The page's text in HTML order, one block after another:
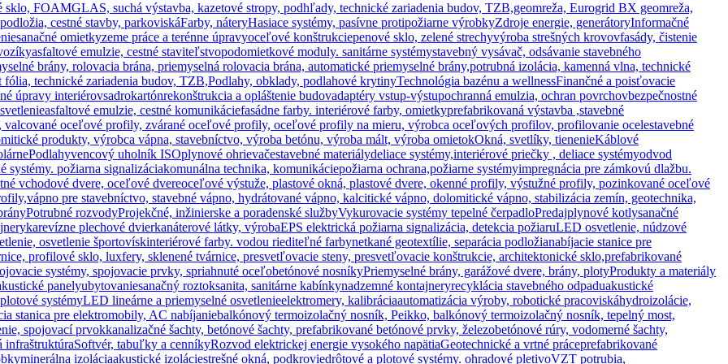
FOAMGLAS, suchá výstavba, kazetové stropy, podhľady, technické zariadenia budov, TZB,geomreža, Eurogrid BX geomreža,
cestné stavby, parkoviskáFarby, náteryHasiace systémy, pasívne protipožiarne výrobkyZdroje energie, generátoryInformačné
sanačné omietkyzeme práce a terénne úpravyoceľové konštrukciepenové sklo, zelené strechyvýroba strešných krovovfasády, čistenie
asfaltové emulzie, cestné staviteľstvopodomietkové moduly. sanitárne systémystavebný vysávač, odsávanie stavebného
brány, rolovacia brána, priemyselná rolovacia brána, automatické priemyselné brány,potrubná izolácia, kamenná vlna, technické
technické zariadenia budov, TZB,Podlahy, obklady, podlahové krytinyTechnológia bazénu a wellnessFinančné a poisťovacie
úpravy interiérovsadrokartónrekonštrukcia a opláštenie budovadaptéry vstup-výstupochranná emulzia, ochran povrchovbezpečnostné
asfaltové emulzie, cestné komunikáciefasádne farby. interiérové farby, omietkyprefabrikovaná výstavba ,stavebné
oceľové profily, zvárané oceľové profily, oceľové profily na mieru, výrobca oceľových profilov, profilovanie ocelestavebné
produkty, výrobca vápna, stavebníctvo, výroba betónu, výroba mált, výroba omietokOkná, svetlíky, tienenieKáblové
Podlahyvencový uholník ISOplynové ohrievačestavebné materiálydeliace systémy,interiérové priečky , deliace systémyodvod
systémy. požiarna signalizáciakomunálna technika, komunikáciepožiarna ochrana,požiarne systémyimpregnácia pre zámkovú dlažbu.
vchodové dvere, oceľové dvereoceľové výstuže, plastové okná, plastové dvere, okenné profily, výstužné profily, pozinkované oceľové
vápno pre stavebníctvo, stavebné vápno, hydrátované vápno, kalcitické vápno, dolomitické vápno, stabilizácia zemín, geotechnika,
Potrubné rozvodyProjekčné, inžinierske a poradenské službyVykurovacie systémy tepelné čerpadloPredajplynové kotlysanačné
karevízne plechové dvierkanáterové látky, výrobaEPS elektrická požiarna signalizácia, detekcia požiaruLED osvetlenie, núdzové
osvetlenie športovískinteriérové farby. vodou riediteľné farbynetkané geotextílie, separácia podložianabíjacie stanice pre
profilové sklo, luxfery, sklenené tvárnice, presvetľovacie steny, presvetľovacie konštrukcie, architektonické sklo,prefabrikované
systémy, spojovacie prvky, spriahnuté oceľobetónové nosníkyPriemyselné brány, garážové dvere, brány, plotyProdukty a materiály
panelyubytovaniesanačný roztoksanita, sanitárne kabínkynadzemné kontajneryrecyklácia stavebného odpaduakustické
systémyLED lineárne a priemyselné osvetlenieelektromery, kalibráciaautomatizácia výroby, robotické pracoviskáhydroizolácie,
stanica pre elektromobily, AC nabíjaniebalkónový termoizolačný nosník, Peikko, balkónový termoizolačný nosník, tepelný most,
spojovací prvokkanalizačné šachty, betónové šachty, prefabrikované betónové prvky, železobetónové rúry, vodomerné šachty,
infraštruktúraSoftvér, tabuľky a cenníkyRozvod elektrickej energie vysokého napätiaGeotechnické a vrtné práceprefabrikované
minerálna izoláciaakustické izoláciestrešné okná, podkroviedrôtové a plotové systémy. ohradové pletivoVZT potrubia,